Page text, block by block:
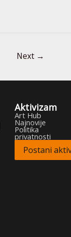
Next →
Aktivizam
Art Hub
Najnovije
Politika
privatnosti
Postani